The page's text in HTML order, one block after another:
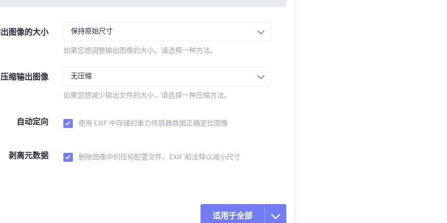
图像的大小 保持原始尺寸
如果您想调整输出图像的大小，请选择一种方法。
压缩输出图像 无压缩
如果您想减少输出文件的大小，请选择一种压缩方法。
自动定向 使用 EXIF 中存储的重力传感器数据正确定位图像
剥离元数据 删除图像中的任何配置文件、EXIF 和注释以减小尺寸
适用于全部